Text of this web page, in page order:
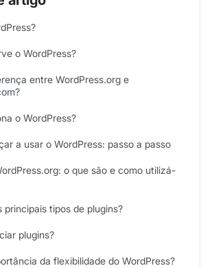
o WordPress?
entre WordPress.org e
o WordPress?
a usar o WordPress: passo a passo
o que são e como utilizá-
principais tipos de plugins?
plugins?
da flexibilidade do WordPress?